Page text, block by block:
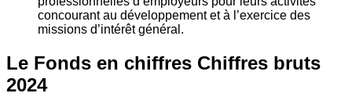
concourant au développement et à l’exercice des
missions d’intérêt général.
Le Fonds en chiffres Chiffres bruts
2024